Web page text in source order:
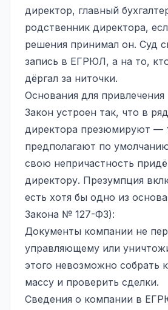
директор, главный
родственник директора,
решения принимал он. Суд
запись в ЕГРЮЛ, а на то,
дёргал за ниточки.
Основания для привлечения
Закон устроен так, что в
директора презюмируют —
предполагают по
свою непричастность
директору. Презумпция
есть хотя бы одно из
Закона № 127-ФЗ):
Документы компании не
управляющему или
этого невозможно собрать
массу и проверить сделки.
Сведения о компании в